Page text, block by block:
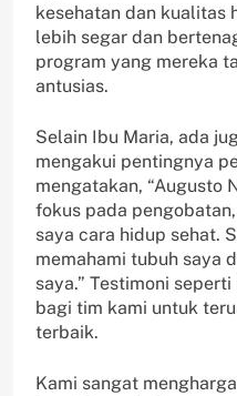
kesehatan dan kualitas
lebih segar dan
program yang mereka
antusias.
Selain Ibu Maria, ada
mengakui pentingnya
mengatakan, “Augusto
fokus pada
saya cara hidup sehat.
memahami tubuh saya
saya.” Testimoni
bagi tim kami untuk
terbaik.
Kami sangat